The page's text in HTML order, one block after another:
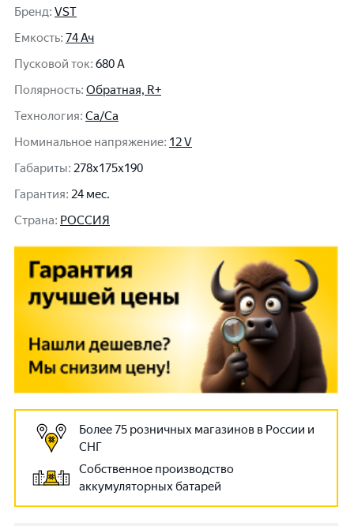
Бренд: VST
Емкость: 74 Ач
Пусковой ток: 680 A
Полярность: Обратная, R+
Технология: Ca/Ca
Номинальное напряжение: 12 V
Габариты: 278x175x190
Гарантия: 24 мес.
Cтрана: РОССИЯ
Более 75 розничных магазинов в России и
СНГ
Собственное производство
аккумуляторных батарей